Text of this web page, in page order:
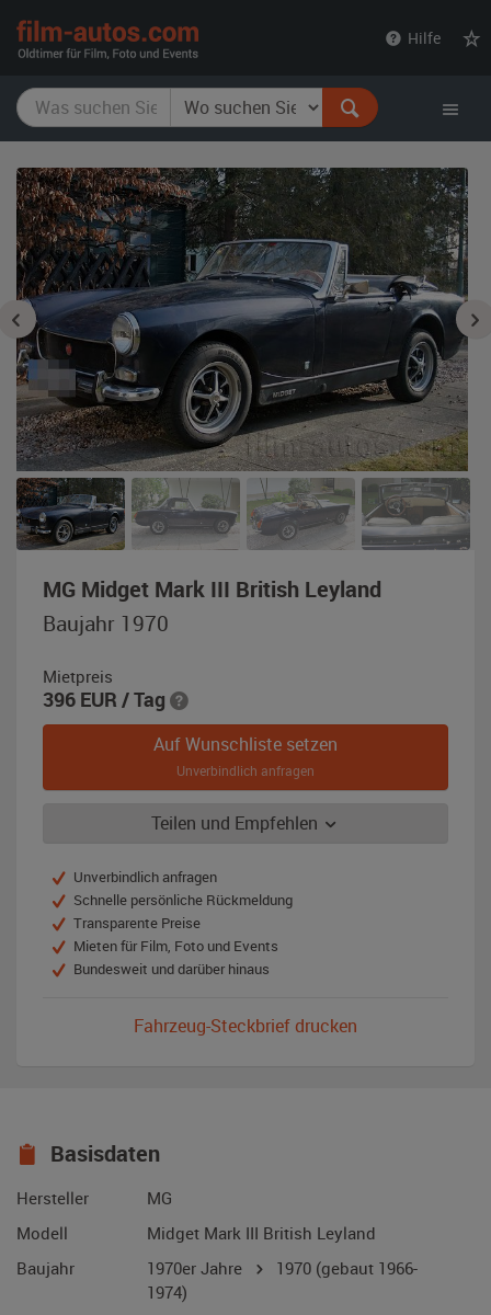
Hilfe
MG Midget Mark III British Leyland
Baujahr 1970
Mietpreis
396 EUR / Tag
Auf Wunschliste setzen
Unverbindlich anfragen
Teilen und Empfehlen
Unverbindlich anfragen
Schnelle persönliche Rückmeldung
Transparente Preise
Mieten für Film, Foto und Events
Bundesweit und darüber hinaus
Fahrzeug-Steckbrief drucken
Basisdaten
Hersteller
MG
Modell
Midget Mark III British Leyland
Baujahr
1970er Jahre 1970 (gebaut 1966-
1974)